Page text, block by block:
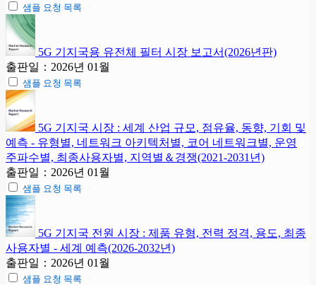
샘플 요청 목록
5G 기지국용 유전체 필터 시장 보고서(2026년판)
출판일：2026년 01월
샘플 요청 목록
5G 기지국 시장 : 세계 산업 규모, 점유율, 동향, 기회 및
예측 - 유형별, 네트워크 아키텍처별, 코어 네트워크별, 운영
주파수별, 최종사용자별, 지역별＆경쟁(2021-2031년)
출판일：2026년 01월
샘플 요청 목록
5G 기지국 전원 시장 : 제품 유형, 전력 정격, 용도, 최종
사용자별 - 세계 예측(2026-2032년)
출판일：2026년 01월
샘플 요청 목록